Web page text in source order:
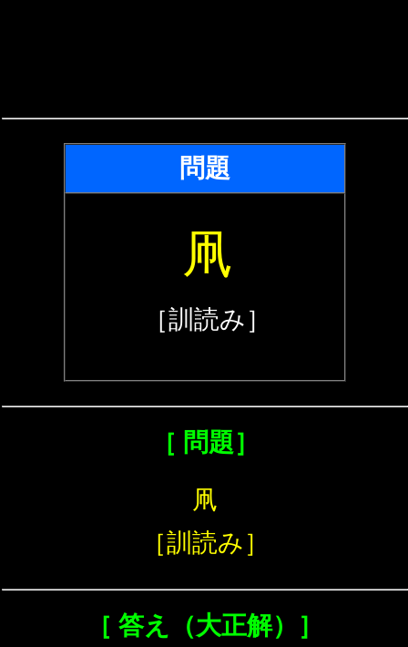
問題
凧
［訓読み］
［ 問題］
凧
［訓読み］
［ 答え（大正解）］